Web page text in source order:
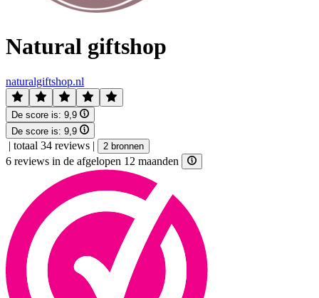
Natural giftshop
naturalgiftshop.nl
De score is: 9,9
De score is: 9,9
| totaal 34 reviews | 2 bronnen
6 reviews in de afgelopen 12 maanden